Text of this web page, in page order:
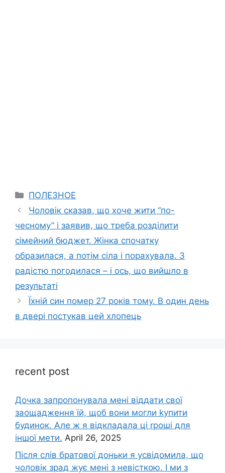
Categories
ПОЛЕЗНОЕ
Чоловік сказав, що хоче жити “по-
чесному” і заявив, що треба розділити
сімейний бюджет. Жінка спочатку
образилася, а потім сіла і порахувала. З
радістю погодилася – і ось, що вийшло в
результаті
Їхній син помер 27 років тому. В один день
в двері постукав цей хлопець
recent post
Дочка запpопонувала мені віддати свої
заощадження їй, щоб вони могли kупити
будинок. Але ж я відкладала ці rроші для
іншої мети. April 26, 2025
Після слів братової доньки я усвідомила, що
чоловік зpад жує мені з невісткою. І ми з